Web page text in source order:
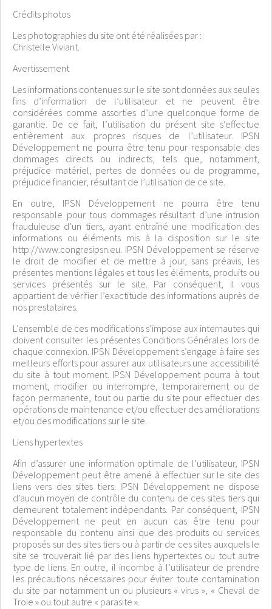
Crédits photos
Les photographies du site ont été réalisées par :
Christelle Viviant.
Avertissement
Les informations contenues sur le site sont données aux seules
fins d’information de l’utilisateur et ne peuvent être
considérées comme assorties d’une quelconque forme de
garantie. De ce fait, l’utilisation du présent site s’effectue
entièrement aux propres risques de l’utilisateur. IPSN
Développement ne pourra être tenu pour responsable des
dommages directs ou indirects, tels que, notamment,
préjudice matériel, pertes de données ou de programme,
préjudice financier, résultant de l’utilisation de ce site.
En outre, IPSN Développement ne pourra être tenu
responsable pour tous dommages résultant d’une intrusion
frauduleuse d’un tiers, ayant entraîné une modification des
informations ou éléments mis à la disposition sur le site
http://www.congresipsn.eu. IPSN Développement se réserve
le droit de modifier et de mettre à jour, sans préavis, les
présentes mentions légales et tous les éléments, produits ou
services présentés sur le site. Par conséquent, il vous
appartient de vérifier l’exactitude des informations auprès de
nos prestataires.
L’ensemble de ces modifications s’impose aux internautes qui
doivent consulter les présentes Conditions Générales lors de
chaque connexion. IPSN Développement s’engage à faire ses
meilleurs efforts pour assurer aux utilisateurs une accessibilité
du site à tout moment. IPSN Développement pourra à tout
moment, modifier ou interrompre, temporairement ou de
façon permanente, tout ou partie du site pour effectuer des
opérations de maintenance et/ou effectuer des améliorations
et/ou des modifications sur le site.
Liens hypertextes
Afin d’assurer une information optimale de l’utilisateur, IPSN
Développement peut être amené à effectuer sur le site des
liens vers des sites tiers. IPSN Développement ne dispose
d’aucun moyen de contrôle du contenu de ces sites tiers qui
demeurent totalement indépendants. Par conséquent, IPSN
Développement ne peut en aucun cas être tenu pour
responsable du contenu ainsi que des produits ou services
proposés sur des sites tiers ou à partir de ces sites auxquels le
site se trouverait lié par des liens hypertextes ou tout autre
type de liens. En outre, il incombe à l’utilisateur de prendre
les précautions nécessaires pour éviter toute contamination
du site par notamment un ou plusieurs « virus », « Cheval de
Troie » ou tout autre « parasite ».